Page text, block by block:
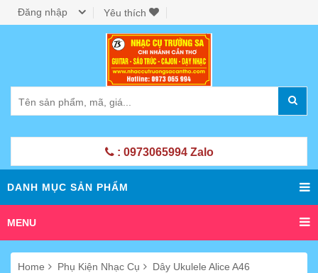
Đăng nhập Yêu thích
: 0973065994 Zalo
DANH MỤC SẢN PHẨM
MENU
Home Phụ Kiện Nhạc Cụ Dây Ukulele Alice A46